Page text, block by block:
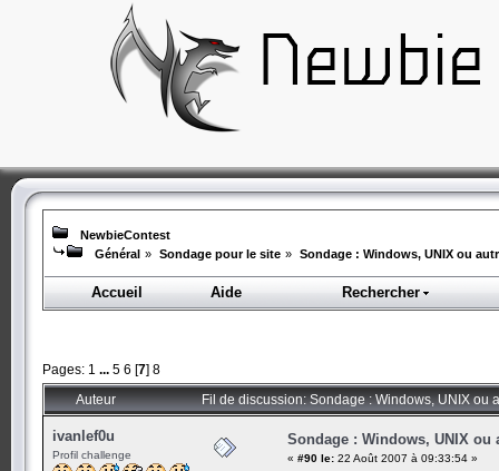
NewbieContest
Général » Sondage pour le site » Sondage : Windows, UNIX ou
Accueil Aide Rechercher
Pages: 1 ... 5 6 [7] 8
Auteur Fil de discussion: Sondage : Windows, UNIX ou
ivanlef0u
Profil challenge
Sondage : Windows, UNIX ou
« #90 le: 22 Août 2007 à 09:33:54 »